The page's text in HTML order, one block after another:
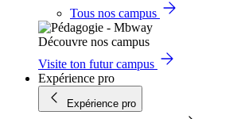
Tous nos campus
Découvre nos campus
Visite ton futur campus
Expérience pro
Expérience pro